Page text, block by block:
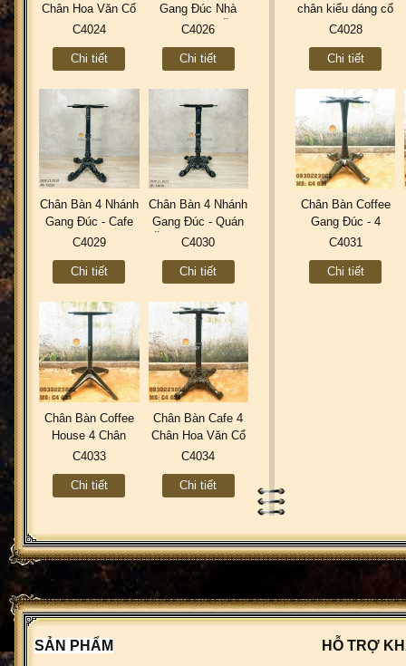
Chân Hoa Văn Cổ
Điển Gang Đúc
Vintage Retro
C4024
Chi tiết
Gang Đúc Nhà
Hàng Quán Ăn
C4026
C4026
Chi tiết
chân kiểu dáng cổ
điển Gang đúc
C4028
Chi tiết
Chân Bàn 4 Nhánh
Gang Đúc - Cafe
Sân Vườn Ngoài
C4029
Chi tiết
Chân Bàn 4 Nhánh
Gang Đúc - Quán
Ăn BBQ Trà Sữa
C4030
Chi tiết
Chân Bàn Coffee
Gang Đúc - 4
Nhánh Sơn Tĩnh
C4031
C4031
Chi tiết
Chân Bàn Coffee
House 4 Chân
Gang Đúc Thân
C4033
C4033
Chi tiết
Chân Bàn Cafe 4
Chân Hoa Văn Cổ
Điển Gang Đúc
C4034
Chi tiết
SẢN PHẨM HỖ TRỢ